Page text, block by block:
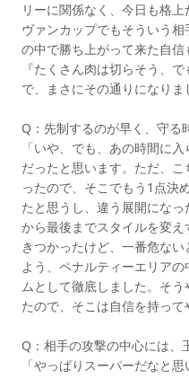
リーに関係なく、今日も格
ヴァンカップでもそういう
の中で勝ち上がって来た自信
『たくさん肉は切らそう、
で、まさにその通りになりま
Q：先制するのが早く、守る
「いや、でも、あの時間に
だったと思います。ただ、
ったので、そこでもう1点決
たと思うし、違う展開にな
から最後までスタイルを変
きつかったけど、一番危な
よう、ペナルティーエリア
ムとして徹底しました。そ
たので、そこは自信を持って
Q：相手の攻撃の中心には、
「やっぱりスーパーだなと